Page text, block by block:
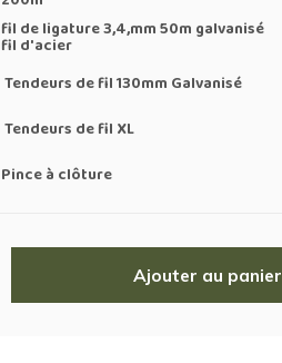
fil de ligature 3,4,mm 50m galvanisé
fil d'acier
Tendeurs de fil 130mm Galvanisé
Tendeurs de fil XL
Pince à clôture
Ajouter au panier